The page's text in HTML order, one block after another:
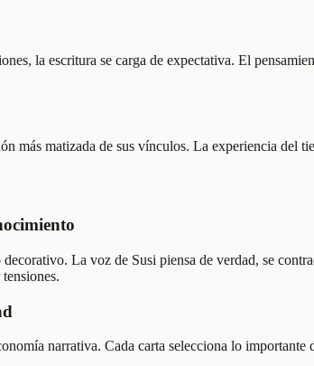
la escritura se carga de expectativa. El
más matizada de sus vínculos. La experiencia
La voz de Susi piensa de verdad, se
narrativa. Cada carta selecciona lo